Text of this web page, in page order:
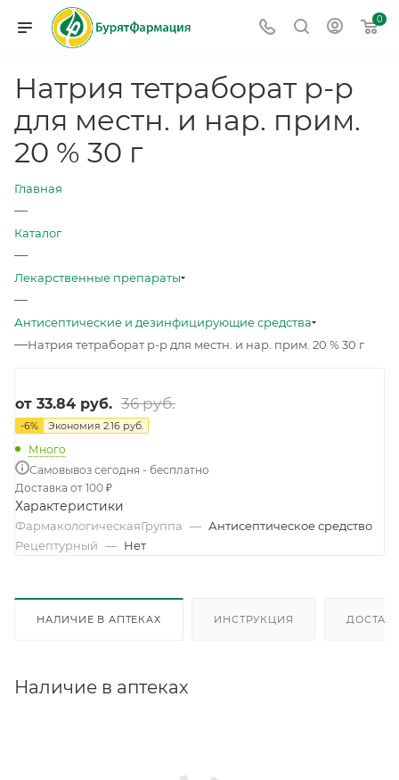
0
Натрия тетраборат р-р
для местн. и нар. прим.
20 % 30 г
Главная
—
Каталог
—
Лекарственные препараты
—
Антисептические и дезинфицирующие средства
—Натрия тетраборат р-р для местн. и нар. прим. 20 % 30 г
от 33.84 руб. 36 руб.
-6% Экономия 2.16 руб.
Много
Самовывоз сегодня - бесплатно
Доставка от 100 ₽
Характеристики
ФармакологическаяГруппа — Антисептическое средство
Рецептурный — Нет
НАЛИЧИЕ В АПТЕКАХ ИНСТРУКЦИЯ
Наличие в аптеках